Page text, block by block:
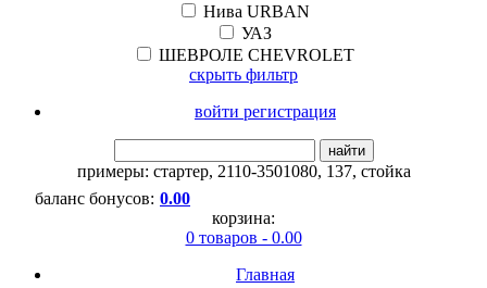
Нива URBAN
УАЗ
ШЕВРОЛЕ CHEVROLET
скрыть фильтр
войти регистрация
найти
примеры: стартер, 2110-3501080, 137, стойка
баланс бонусов: 0.00
корзина:
0 товаров - 0.00
Главная